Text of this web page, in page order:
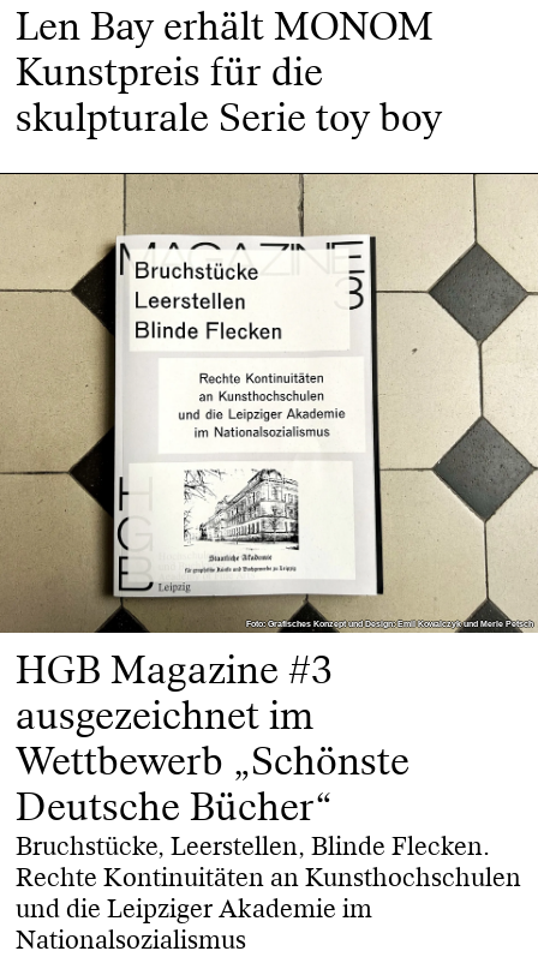
Len Bay erhält MONOM
Kunstpreis für die
skulpturale Serie toy boy
Foto: Grafisches Konzept und Design: Emil Kowalczyk und Merle Petsch
Foto: Grafisches Konzept und Design: Emil Kowalczyk und Merle Petsch
HGB Magazine #3
ausgezeichnet im
Wettbewerb „Schönste
Deutsche Bücher“
Bruchstücke, Leerstellen, Blinde Flecken.
Rechte Kontinuitäten an Kunsthochschulen
und die Leipziger Akademie im
Nationalsozialismus